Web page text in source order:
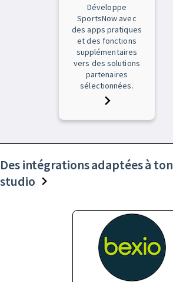
Développe
SportsNow avec
des apps pratiques
et des fonctions
supplémentaires
vers des solutions
partenaires
sélectionnées.
Des intégrations adaptées à ton
studio